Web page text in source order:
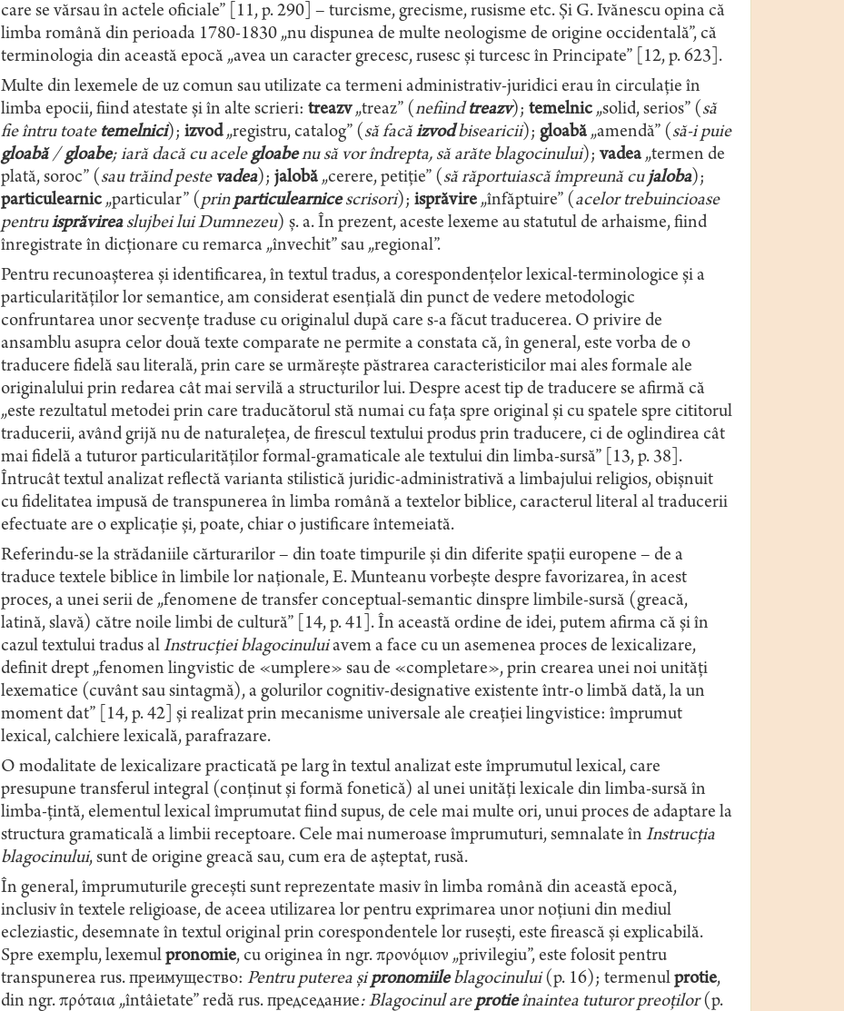
care se vărsau în actele oficiale” [11, p. 290] – turcisme, grecisme, rusisme etc. Și G. Ivănescu opina că
limba română din perioada 1780-1830 „nu dispunea de multe neologisme de origine occidentală”, că
terminologia din această epocă „avea un caracter grecesc, rusesc și turcesc în Principate” [12, p. 623].
Multe din lexemele de uz comun sau utilizate ca termeni administrativ-juridici erau în circulație în
limba epocii, fiind atestate și în alte scrieri: treazv„treaz” (nefiindtreazv); temelnic„solid, serios” (să
fie întru toate temelnici); izvod„registru, catalog” (să facăizvodbisearicii); gloabă„amendă” (să-i puie
gloabă/gloabe; iară dacă cu acelegloabenu să vor îndrepta, să arăte blagocinului); vadea„termen de
plată, soroc” (sau trăind peste vadea); jalobă„cerere, petiție” (să răportuiască împreună cujaloba);
particulearnic„particular” (prinparticulearnicescrisori); isprăvire„înfăptuire” (acelor trebuincioase
pentruisprăvireaslujbei lui Dumnezeu) ș. a. În prezent, aceste lexeme au statutul de arhaisme, fiind
înregistrate în dicționare cu remarca „învechit” sau „regional”.
Pentru recunoașterea și identificarea, în textul tradus, a corespondențelor lexical-terminologice și a
particularităților lor semantice, am considerat esențială din punct de vedere metodologic
confruntarea unor secvențe traduse cu originalul după care s-a făcut traducerea. O privire de
ansamblu asupra celor două texte comparate ne permite a constata că, în general, este vorba de o
traducere fidelă sau literală, prin care se urmărește păstrarea caracteristicilor mai ales formale ale
originalului prin redarea cât mai servilă a structurilor lui. Despre acest tip de traducere se afirmă că
„este rezultatul metodei prin care traducătorul stă numai cu fața spre original și cu spatele spre cititorul
traducerii, având grijă nu de naturalețea, de firescul textului produs prin traducere, ci de oglindirea cât
mai fidelă a tuturor particularităților formal-gramaticale ale textului din limba-sursă” [13, p. 38].
Întrucât textul analizat reflectă varianta stilistică juridic-administrativă a limbajului religios, obișnuit
cu fidelitatea impusă de transpunerea în limba română a textelor biblice, caracterul literal al traducerii
efectuate are o explicație și, poate, chiar o justificare întemeiată.
Referindu-se la strădaniile cărturarilor – din toate timpurile și din diferite spații europene – de a
traduce textele biblice în limbile lor naționale, E. Munteanu vorbește despre favorizarea, în acest
proces, a unei serii de „fenomene de transfer conceptual-semantic dinspre limbile-sursă (greacă,
latină, slavă) către noile limbi de cultură” [14, p. 41]. În această ordine de idei, putem afirma că și în
cazul textului tradus alInstrucției blagocinuluiavem a face cu un asemenea proces de lexicalizare,
definit drept „fenomen lingvistic de «umplere» sau de «completare», prin crearea unei noi unități
lexematice (cuvânt sau sintagmă), a golurilor cognitiv-designative existente într-o limbă dată, la un
moment dat” [14, p. 42] și realizat prin mecanisme universale ale creației lingvistice: împrumut
lexical, calchiere lexicală, parafrazare.
O modalitate de lexicalizare practicată pe larg în textul analizat este împrumutul lexical, care
presupune transferul integral (conținut și formă fonetică) al unei unități lexicale din limba-sursă în
limba-țintă, elementul lexical împrumutat fiind supus, de cele mai multe ori, unui proces de adaptare la
structura gramaticală a limbii receptoare. Cele mai numeroase împrumuturi, semnalate în Instrucția
blagocinului, sunt de origine greacă sau, cum era de așteptat, rusă.
În general, împrumuturile grecești sunt reprezentate masiv în limba română din această epocă,
inclusiv în textele religioase, de aceea utilizarea lor pentru exprimarea unor noțiuni din mediul
ecleziastic, desemnate în textul original prin corespondentele lor rusești, este firească și explicabilă.
Spre exemplu, lexemulpronomie, cu originea în ngr. προνόμιον „privilegiu”, este folosit pentru
transpunerea rus. преимущество: Pentru puterea șipronomiileblagocinului(p. 16); termenulprotie,
din ngr. πρόταια „întâietate” redă rus. председание: Blagocinul areprotieînaintea tuturor preoților(p.